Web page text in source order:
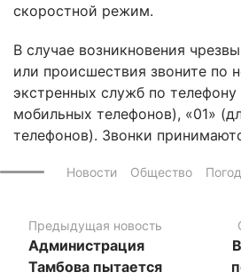
скоростной режим.
В случае возникновения
или происшествия звоните по
экстренных служб по телефону
мобильных телефонов), «01»
телефонов). Звонки
Новости Общество
Предыдущая новость
Администрация
Тамбова пытается